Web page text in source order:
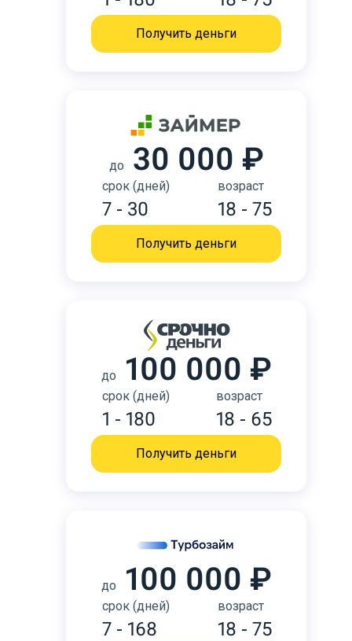
Получить деньги
до 30 000 ₽
срок (дней)
7 - 30
возраст
18 - 75
Получить деньги
до 100 000 ₽
срок (дней)
1 - 180
возраст
18 - 65
Получить деньги
до 100 000 ₽
срок (дней)
7 - 168
возраст
18 - 75